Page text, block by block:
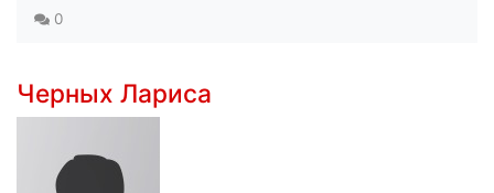
0
Черных Лариса